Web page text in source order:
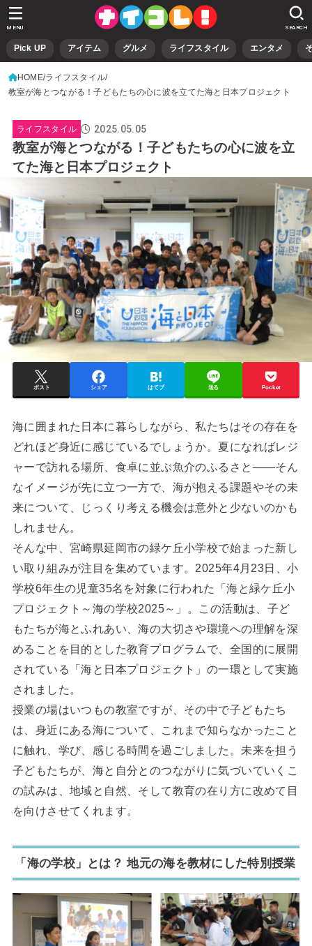
Pick UP アイテム グルメ ライフスタイル エンタメ
SEARCH
MENU
HOME ライフスタイル
教室が海とつながる！子どもたちの心に波を立てた海と日本プロジェクト
ライフスタイル 2025.05.05
教室が海とつながる！子どもたちの心に波を立
てた海と日本プロジェクト
ポスト シェア はてブ 送る Pocket
海に囲まれた日本に暮らしながら、私たちはその存在を
どれほど身近に感じているでしょうか。夏になればレジ
ャーで訪れる場所、食卓に並ぶ魚介のふるさと——そん
なイメージが先に立つ一方で、海が抱える課題やその未
来について、じっくり考える機会は意外と少ないのかも
しれません。
そんな中、宮崎県延岡市の緑ケ丘小学校で始まった新し
い取り組みが注目を集めています。2025年4月23日、小
学校6年生の児童35名を対象に行われた「海と緑ケ丘小
プロジェクト～海の学校2025～」。この活動は、子ど
もたちが海とふれあい、海の大切さや環境への理解を深
めることを目的とした教育プログラムで、全国的に展開
されている「海と日本プロジェクト」の一環として実施
されました。
授業の場はいつもの教室ですが、その中で子どもたち
は、身近にある海について、これまで知らなかったこと
に触れ、学び、感じる時間を過ごしました。未来を担う
子どもたちが、海と自分とのつながりに気づいていくこ
の試みは、地域と自然、そして教育の在り方に改めて目
を向けさせてくれます。
「海の学校」とは？ 地元の海を教材にした特別授業